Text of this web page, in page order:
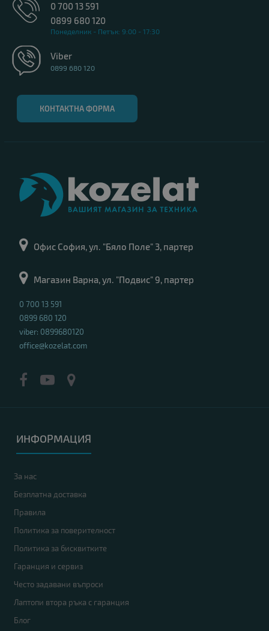
0 700 13 591
0899 680 120
Понеделник - Петък: 9:00 - 17:30
Viber
0899 680 120
КОНТАКТНА ФОРМА
Офис София, ул. "Бяло Поле" 3, партер
Магазин Варна, ул. "Подвис" 9, партер
0 700 13 591
0899 680 120
viber: 0899680120
office@kozelat.com
ИНФОРМАЦИЯ
За нас
Безплатна доставка
Правила
Политика за поверителност
Политика за бисквитките
Гаранция и сервиз
Често задавани въпроси
Лаптопи втора ръка с гаранция
Блог